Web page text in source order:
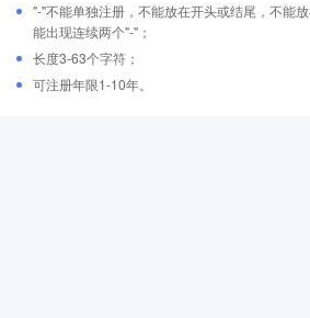
"-"不能单独注册，不能放在开头或结尾，不能
能出现连续两个"-"；
长度3-63个字符；
可注册年限1-10年。